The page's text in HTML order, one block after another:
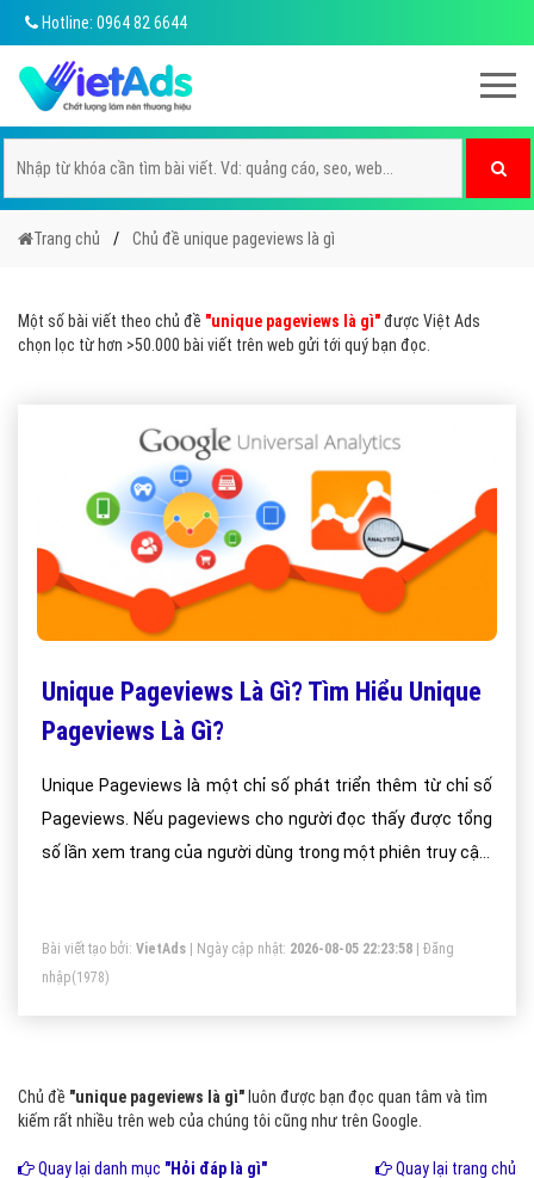
Hotline: 0964 82 6644
Trang chủ Chủ đề unique pageviews là gì
Một số bài viết theo chủ đề "unique pageviews là gì"được Việt Ads
chọn lọc từ hơn >50.000 bài viết trên web gửi tới quý bạn đọc.
Unique Pageviews Là Gì? Tìm Hiểu Unique
Pageviews Là Gì?
Unique Pageviews là một chỉ số phát triển thêm từ chỉ số
Pageviews. Nếu pageviews cho người đọc thấy được tổng
số lần xem trang của người dùng trong một phiên truy cập,
dùng.
Bài viết tạo bởi: VietAds | Ngày cập nhật: 2026-08-05 22:23:58
Đăng
nhập(1978)
Chủ đề "unique pageviews là gì" luôn được bạn đọc quan tâm và tìm
kiếm rất nhiều trên web của chúng tôi cũng như trên Google.
Quay lại danh mục "Hỏi đáp là gì" Quay lại trang chủ